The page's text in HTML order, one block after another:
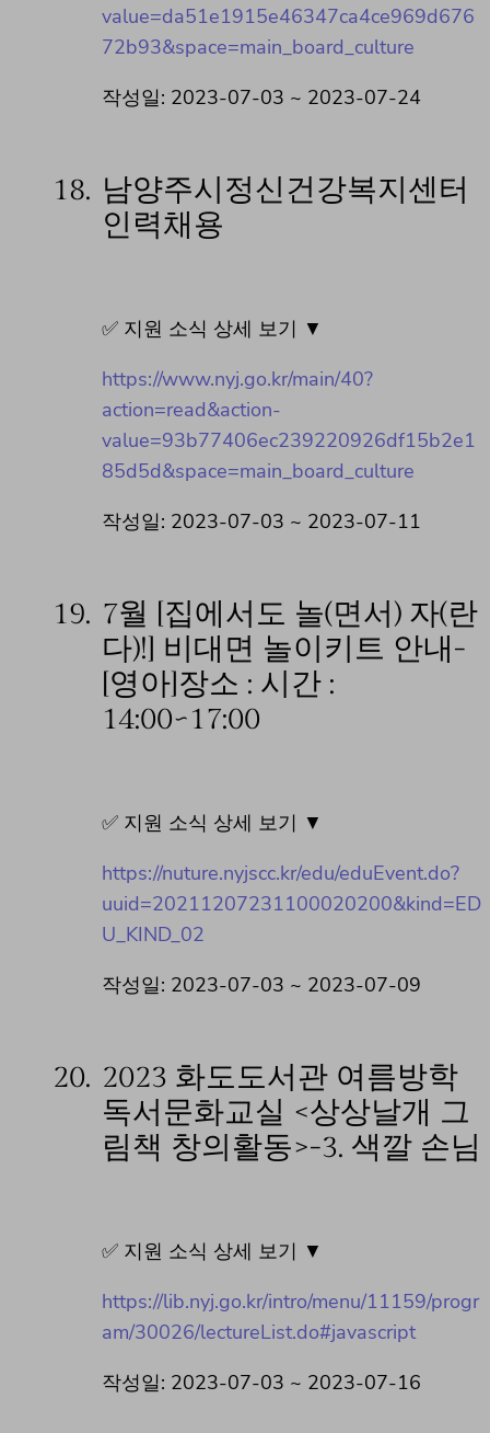
value=da51e1915e46347ca4ce969d676
72b93&space=main_board_culture
작성일: 2023-07-03 ~ 2023-07-24
18. 남양주시정신건강복지센터
인력채용
✅ 지원 소식 상세 보기 ▼
https://www.nyj.go.kr/main/40?
action=read&action-
value=93b77406ec239220926df15b2e1
85d5d&space=main_board_culture
작성일: 2023-07-03 ~ 2023-07-11
19. 7월 [집에서도 놀(면서) 자(란
다)!] 비대면 놀이키트 안내-
[영아]장소 : 시간 :
14:00~17:00
✅ 지원 소식 상세 보기 ▼
https://nuture.nyjscc.kr/edu/eduEvent.do?
uuid=20211207231100020200&kind=ED
U_KIND_02
작성일: 2023-07-03 ~ 2023-07-09
20. 2023 화도도서관 여름방학
독서문화교실 <상상날개 그
림책 창의활동>-3. 색깔 손님
✅ 지원 소식 상세 보기 ▼
https://lib.nyj.go.kr/intro/menu/11159/progr
am/30026/lectureList.do#javascript
작성일: 2023-07-03 ~ 2023-07-16